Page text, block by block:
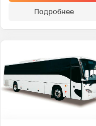
Подробнее